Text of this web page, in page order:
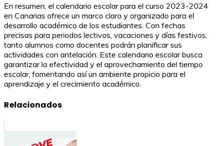
En resumen, el calendario escolar para el curso 2023-2024
en Canarias ofrece un marco claro y organizado para el
desarrollo académico de los estudiantes. Con fechas
precisas para periodos lectivos, vacaciones y días festivos,
tanto alumnos como docentes podrán planificar sus
actividades con antelación. Este calendario escolar busca
garantizar la efectividad y el aprovechamiento del tiempo
escolar, fomentando así un ambiente propicio para el
aprendizaje y el crecimiento académico.
Relacionados